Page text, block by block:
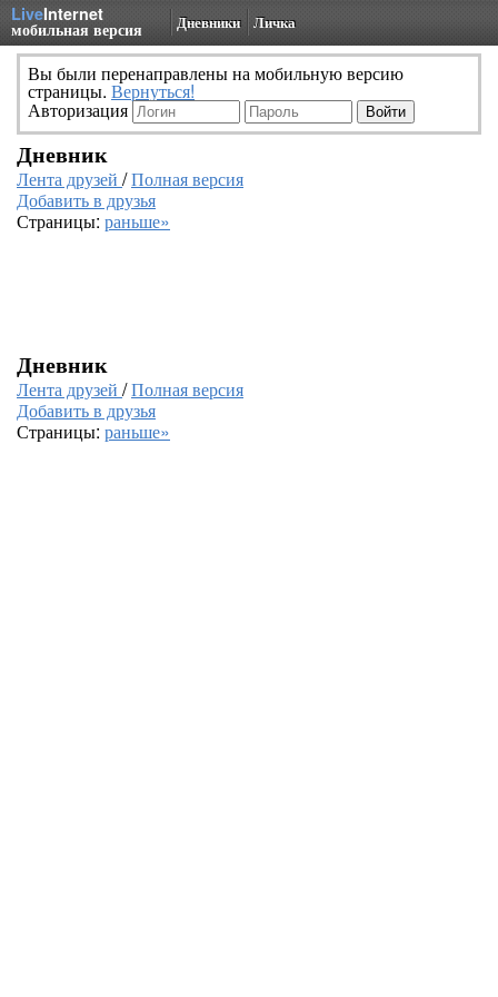
LiveInternet
мобильная версия Дневники Личка
Вы были перенаправлены на мобильную версию
страницы. Вернуться!
Авторизация
Дневник
Лента друзей /Полная версия
Добавить в друзья
Страницы: раньше»
Дневник
Лента друзей /Полная версия
Добавить в друзья
Страницы: раньше»